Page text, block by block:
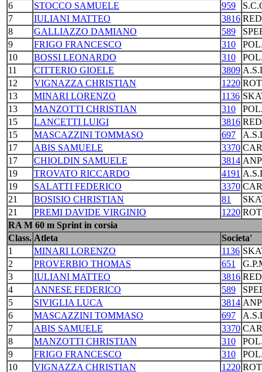
6
STOCCO SAMUELE 959
7
IULIANI MATTEO 3816
8
GALLIAZZO DAMIANO 589
9
FRIGO FRANCESCO 310
10
BOSSI LEONARDO 310
11
CITTERIO GIOELE 3809
12
VIGNAZZA CHRISTIAN 1220
13
MINARI LORENZO 1136
13
MANZOTTI CHRISTIAN 310
15
LANCETTI LUIGI 3816
15
MASCAZZINI TOMMASO 697
17
ABIS SAMUELE 3370
17
CHIOLDIN SAMUELE 3814
19
TROVATO RICCARDO 4191
19
SALATTI FEDERICO 3370
21
BOSISIO CHRISTIAN 81
21
PREMI DAVIDE VIRGINIO 1220
RA M 60 m Sprint in corsia
Class. Atleta
Societa'
1
MINARI LORENZO 1136
2
PROVERBIO THOMAS 651
3
IULIANI MATTEO 3816
4
ANNESE FEDERICO 589
5
SIVIGLIA LUCA 3814
6
MASCAZZINI TOMMASO 697
7
ABIS SAMUELE 3370
8
MANZOTTI CHRISTIAN 310
9
FRIGO FRANCESCO 310
10
VIGNAZZA CHRISTIAN 1220